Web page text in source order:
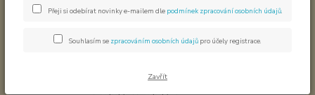
Česnek mletý
Přeji si odebírat novinky e-mailem dle podmínek zpracování osobních údajů
Souhlasím se zpracováním osobních údajů pro účely registrace.
Zavřít